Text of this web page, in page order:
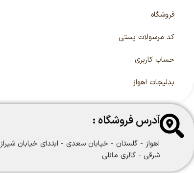
فروشگاه
کد مرسولات پستی
حساب کاربری
بدلیجات اهواز
آدرس فروشگاه :
اهواز - گلستان - خیابان سعدی - ابتدای خیابان شیراز
شرقی - گالری مانلی